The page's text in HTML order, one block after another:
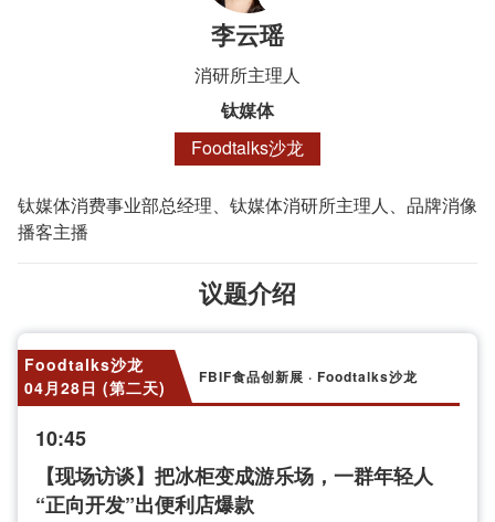
李云瑶
消研所主理人
钛媒体
Foodtalks沙龙
钛媒体消费事业部总经理、钛媒体消研所主理人、品牌消像
播客主播
议题介绍
Foodtalks沙龙
04月28日 (第二天)
FBIF食品创新展 · Foodtalks沙龙
10:45
【现场访谈】把冰柜变成游乐场，一群年轻人
“正向开发”出便利店爆款